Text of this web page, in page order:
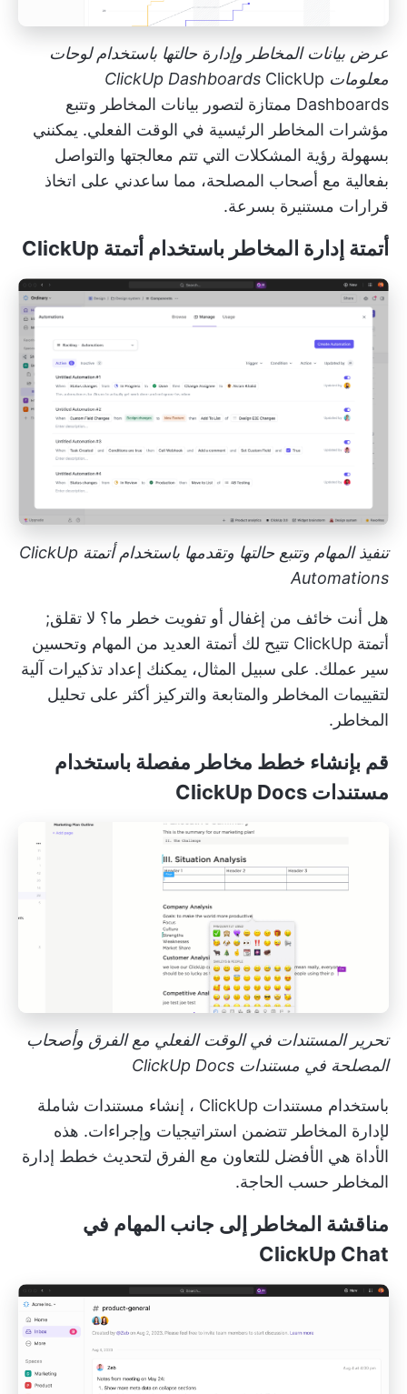
عرض بيانات المخاطر وإدارة حالتها باستخدام لوحات
معلومات ClickUp Dashboards ClickUp
Dashboards ممتازة لتصور بيانات المخاطر وتتبع
مؤشرات المخاطر الرئيسية في الوقت الفعلي. يمكنني
بسهولة رؤية المشكلات التي تتم معالجتها والتواصل
بفعالية مع أصحاب المصلحة، مما ساعدني على اتخاذ
قرارات مستنيرة بسرعة.
أتمتة إدارة المخاطر باستخدام أتمتة ClickUp
تنفيذ المهام وتتبع حالتها وتقدمها باستخدام أتمتة ClickUp
Automations
هل أنت خائف من إغفال أو تفويت خطر ما؟ لا تقلق;
أتمتة ClickUp
تتيح لك أتمتة العديد من المهام وتحسين
سير عملك. على سبيل المثال، يمكنك إعداد تذكيرات آلية
لتقييمات المخاطر والمتابعة والتركيز أكثر على تحليل
المخاطر.
قم بإنشاء خطط مخاطر مفصلة باستخدام
مستندات ClickUp Docs
تحرير المستندات في الوقت الفعلي مع الفرق وأصحاب
المصلحة في مستندات ClickUp Docs
باستخدام مستندات ClickUp
، إنشاء مستندات شاملة
لإدارة المخاطر تتضمن استراتيجيات وإجراءات. هذه
الأداة هي الأفضل للتعاون مع الفرق لتحديث خطط إدارة
المخاطر حسب الحاجة.
مناقشة المخاطر إلى جانب المهام في
ClickUp Chat